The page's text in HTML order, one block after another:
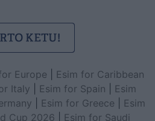
Europe
Esim for Caribbean
Italy Esim for Spain
Esim
Esim for Greece
Esim
Cup 2026
Esim for Saudi